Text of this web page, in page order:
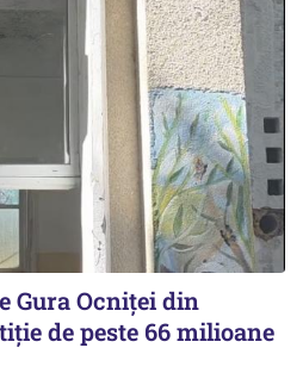
Gura Ocniței din
de peste 66 milioane